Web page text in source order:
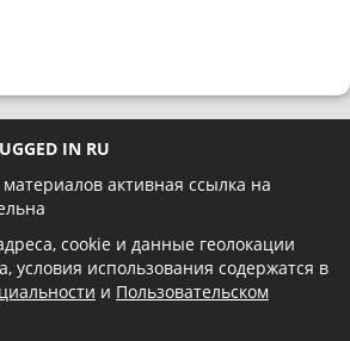
IN RU
активная ссылка на
cookie и данные геолокации
условия использования содержатся в
и Пользовательском